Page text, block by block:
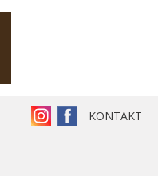
KONTAKT